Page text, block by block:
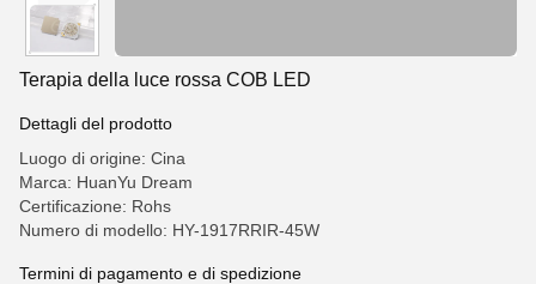
Terapia della luce rossa COB LED
Dettagli del prodotto
Luogo di origine: Cina
Marca: HuanYu Dream
Certificazione: Rohs
Numero di modello: HY-1917RRIR-45W
Termini di pagamento e di spedizione